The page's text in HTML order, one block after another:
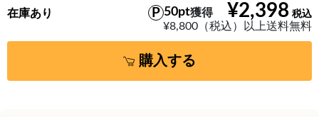
¥2,398
50pt獲得
¥8,800（税込）以上送料無料
在庫あり
購入する